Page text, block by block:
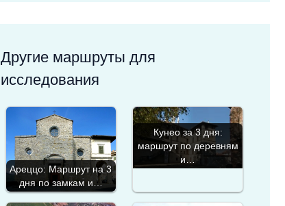
Другие маршруты для
исследования
Ареццо: Маршрут на 3
дня по замкам и…
Кунео за 3 дня:
маршрут по деревням
и…